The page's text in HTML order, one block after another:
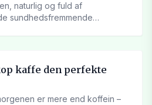
naturlig og fuld af
sundhedsfremmende
kaffe den perfekte
er mere end koffein –